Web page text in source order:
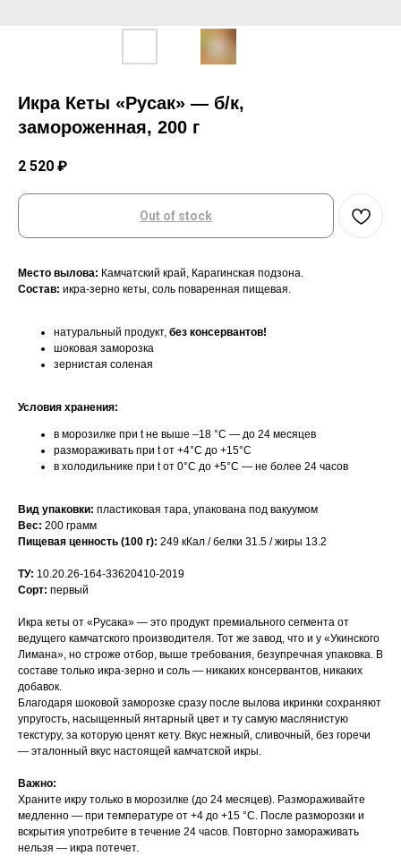
Икра Кеты «Русак» — б/к,
замороженная, 200 г
2 520 ₽
Out of stock
Место вылова: Камчатский край, Карагинская подзона.
Состав: икра-зерно кеты, соль поваренная пищевая.
натуральный продукт, без консервантов!
шоковая заморозка
зернистая соленая
Условия хранения:
в морозилке при t не выше –18 °С — до 24 месяцев
размораживать при t от +4°С до +15°С
в холодильнике при t от 0°С до +5°С — не более 24 часов
Вид упаковки: пластиковая тара, упакована под вакуумом
Вес: 200 грамм
Пищевая ценность (100 г): 249 кКал / белки 31.5 / жиры 13.2
ТУ: 10.20.26-164-33620410-2019
Сорт: первый
Икра кеты от «Русака» — это продукт премиального сегмента от
ведущего камчатского производителя. Тот же завод, что и у «Укинского
Лимана», но строже отбор, выше требования, безупречная упаковка. В
составе только икра-зерно и соль — никаких консервантов, никаких
добавок.
Благодаря шоковой заморозке сразу после вылова икринки сохраняют
упругость, насыщенный янтарный цвет и ту самую маслянистую
текстуру, за которую ценят кету. Вкус нежный, сливочный, без горечи
— эталонный вкус настоящей камчатской икры.
Важно:
Храните икру только в морозилке (до 24 месяцев). Размораживайте
медленно — при температуре от +4 до +15 °С. После разморозки и
вскрытия употребите в течение 24 часов. Повторно замораживать
нельзя — икра потечет.